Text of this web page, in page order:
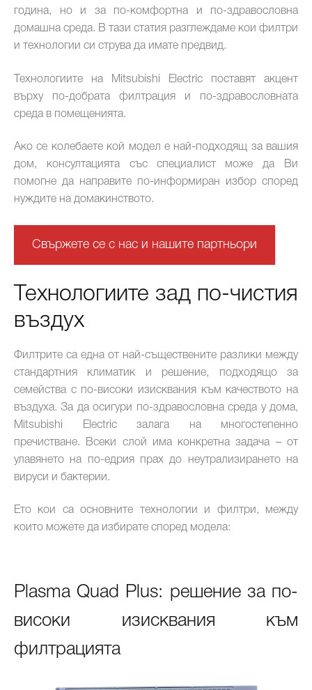
година, но и за по-комфортна и по-здравословна
домашна среда. В тази статия разглеждаме кои филтри
и технологии си струва да имате предвид.
Технологиите на Mitsubishi Electric поставят акцент
върху по-добрата филтрация и по-здравословната
среда в помещенията.
Ако се колебаете кой модел е най-подходящ за вашия
дом, консултацията със специалист може да Ви
помогне да направите по-информиран избор според
нуждите на домакинството.
Свържете се с нас и нашите партньори
Технологиите зад по-чистия
въздух
Филтрите са една от най-съществените разлики между
стандартния климатик и решение, подходящо за
семейства с по-високи изисквания към качеството на
въздуха. За да осигури по-здравословна среда у дома,
Mitsubishi Electric залага на многостепенно
пречистване. Всеки слой има конкретна задача – от
улавянето на по-едрия прах до неутрализирането на
вируси и бактерии.
Ето кои са основните технологии и филтри, между
които можете да избирате според модела:
Plasma Quad Plus: решение за по-
високи изисквания към
филтрацията